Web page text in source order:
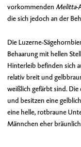
vorkommenden Melitta-
die sich jedoch an der
Die Luzerne-
Behaarung mit hellen
Hinterleib befinden sich
relativ breit und
weißlich gefärbt sind.
und besitzen eine
eine helle, rotbraune
Männchen eher